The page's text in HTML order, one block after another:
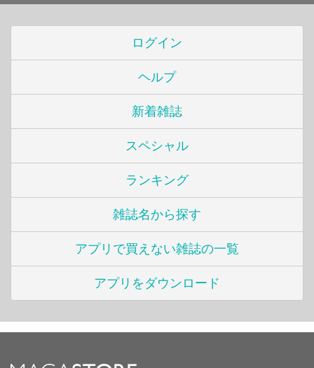
ログイン
ヘルプ
新着雑誌
スペシャル
ランキング
雑誌名から探す
アプリで買えない雑誌の一覧
アプリをダウンロード